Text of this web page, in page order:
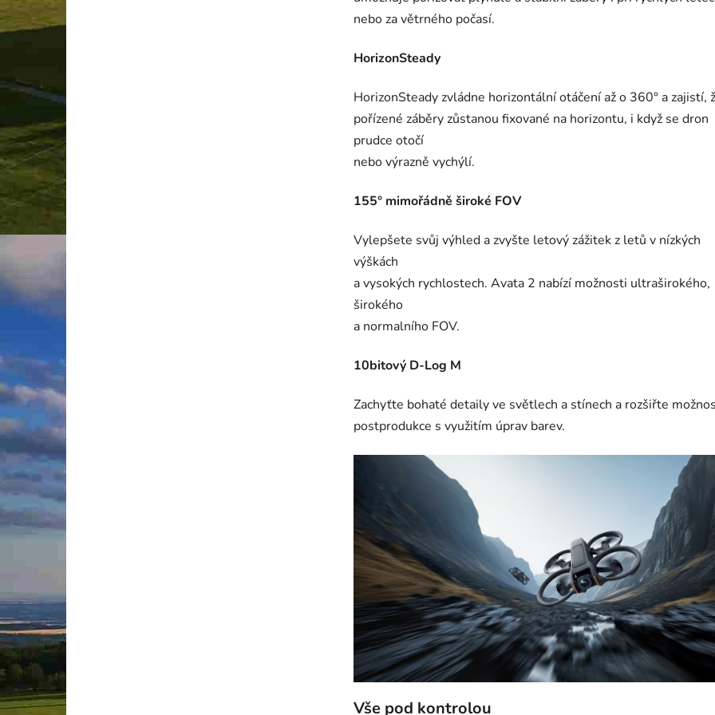
nebo za větrného počasí.
HorizonSteady
HorizonSteady zvládne horizontální otáčení až o 360° a zajistí,
pořízené záběry zůstanou fixované na horizontu, i když se dron
prudce otočí
nebo výrazně vychýlí.
155° mimořádně široké FOV
Vylepšete svůj výhled a zvyšte letový zážitek z letů v nízkých
výškách
a vysokých rychlostech. Avata 2 nabízí možnosti ultraširokého,
širokého
a normalního FOV.
10bitový D-Log M
Zachyťte bohaté detaily ve světlech a stínech a rozšiřte
postprodukce s využitím úprav barev.
Vše pod kontrolou